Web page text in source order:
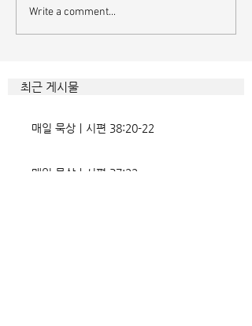
하나님에게 속한 사람의
내면
Write a comment...
최근 게시물
매일 묵상ㅣ시편 38:20-22
매일 묵상ㅣ시편 37:22